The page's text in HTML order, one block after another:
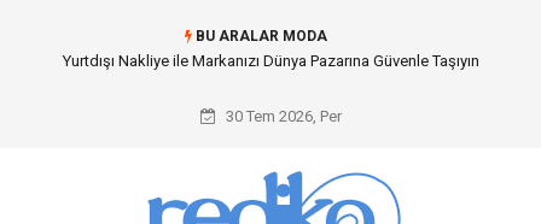
BU ARALAR MODA
Yurtdışı Nakliye ile Markanızı Dünya Pazarına Güvenle Taşıyın
30 Tem 2026, Per